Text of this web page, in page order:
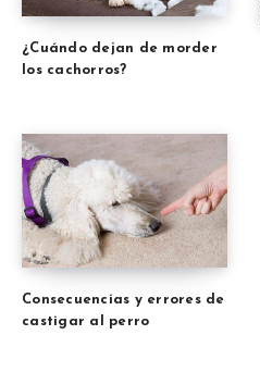
¿Cuándo dejan de morder
los cachorros?
Consecuencias y errores de
castigar al perro